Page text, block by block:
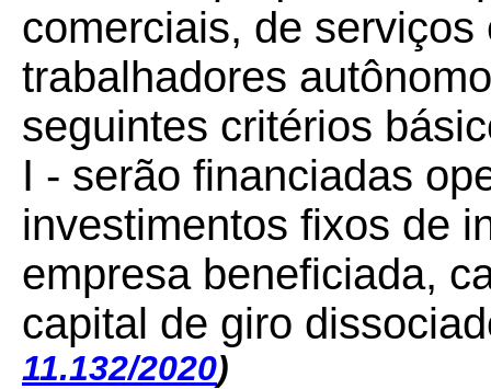
comerciais, de
trabalhadores
seguintes critérios
I - serão financiadas
investimentos fixos de
empresa beneficiada,
capital de giro
11.132/2020)